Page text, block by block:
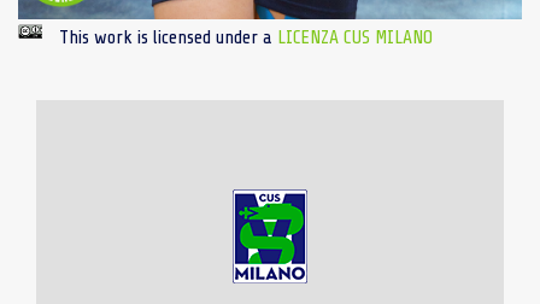
This work is licensed under a LICENZA CUS MILANO